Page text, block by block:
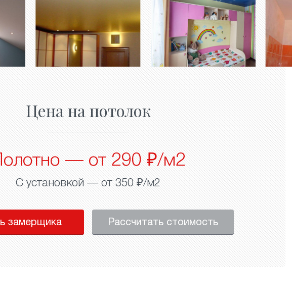
Цена на потолок
— от 290 ₽/м2
С установкой — от 350 ₽/м2
замерщика Рассчитать стоимость